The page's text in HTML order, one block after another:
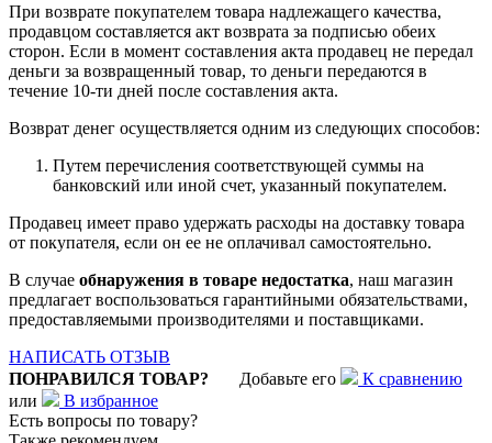
При возврате покупателем товара надлежащего качества,
продавцом составляется акт возврата за подписью обеих
сторон. Если в момент составления акта продавец не передал
деньги за возвращенный товар, то деньги передаются в
течение 10-ти дней после составления акта.
Возврат денег осуществляется одним из следующих способов:
Путем перечисления соответствующей суммы на
банковский или иной счет, указанный покупателем.
Продавец имеет право удержать расходы на доставку товара
от покупателя, если он ее не оплачивал самостоятельно.
В случае обнаружения в товаре недостатка, наш магазин
предлагает воспользоваться гарантийными обязательствами,
предоставляемыми производителями и поставщиками.
НАПИСАТЬ ОТЗЫВ
ПОНРАВИЛСЯ ТОВАР? Добавьте его
К сравнению
или
В избранное
Есть вопросы по товару?